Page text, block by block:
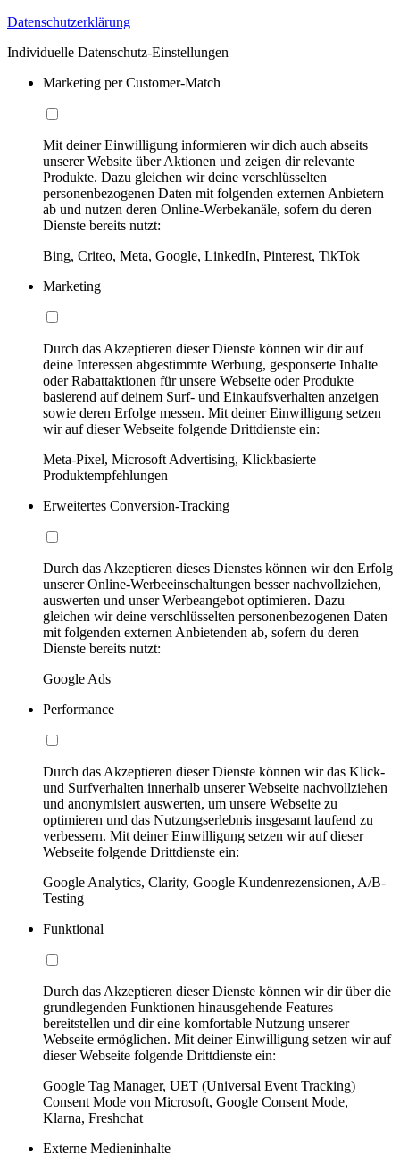
Datenschutzerklärung
Individuelle Datenschutz-Einstellungen
Marketing per Customer-Match
Mit deiner Einwilligung informieren wir dich auch abseits
unserer Website über Aktionen und zeigen dir relevante
Produkte. Dazu gleichen wir deine verschlüsselten
personenbezogenen Daten mit folgenden externen Anbietern
ab und nutzen deren Online-Werbekanäle, sofern du deren
Dienste bereits nutzt:
Bing, Criteo, Meta, Google, LinkedIn, Pinterest, TikTok
Marketing
Durch das Akzeptieren dieser Dienste können wir dir auf
deine Interessen abgestimmte Werbung, gesponserte Inhalte
oder Rabattaktionen für unsere Webseite oder Produkte
basierend auf deinem Surf- und Einkaufsverhalten anzeigen
sowie deren Erfolge messen. Mit deiner Einwilligung setzen
wir auf dieser Webseite folgende Drittdienste ein:
Meta-Pixel, Microsoft Advertising, Klickbasierte
Produktempfehlungen
Erweitertes Conversion-Tracking
Durch das Akzeptieren dieses Dienstes können wir den Erfolg
unserer Online-Werbeeinschaltungen besser nachvollziehen,
auswerten und unser Werbeangebot optimieren. Dazu
gleichen wir deine verschlüsselten personenbezogenen Daten
mit folgenden externen Anbietenden ab, sofern du deren
Dienste bereits nutzt:
Google Ads
Performance
Durch das Akzeptieren dieser Dienste können wir das Klick-
und Surfverhalten innerhalb unserer Webseite nachvollziehen
und anonymisiert auswerten, um unsere Webseite zu
optimieren und das Nutzungserlebnis insgesamt laufend zu
verbessern. Mit deiner Einwilligung setzen wir auf dieser
Webseite folgende Drittdienste ein:
Google Analytics, Clarity, Google Kundenrezensionen, A/B-
Testing
Funktional
Durch das Akzeptieren dieser Dienste können wir dir über die
grundlegenden Funktionen hinausgehende Features
bereitstellen und dir eine komfortable Nutzung unserer
Webseite ermöglichen. Mit deiner Einwilligung setzen wir auf
dieser Webseite folgende Drittdienste ein:
Google Tag Manager, UET (Universal Event Tracking)
Consent Mode von Microsoft, Google Consent Mode,
Klarna, Freshchat
Externe Medieninhalte